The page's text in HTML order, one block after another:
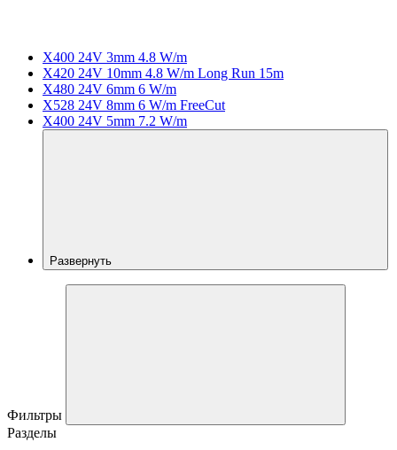
X400 24V 3mm 4.8 W/m
X420 24V 10mm 4.8 W/m Long Run 15m
X480 24V 6mm 6 W/m
X528 24V 8mm 6 W/m FreeCut
X400 24V 5mm 7.2 W/m
Развернуть
Фильтры
Разделы